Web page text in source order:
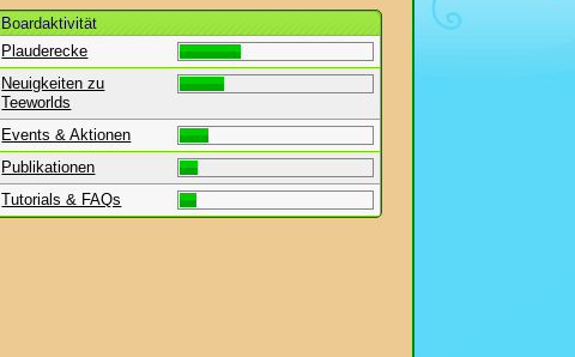
Boardaktivität
Plauderecke
Neuigkeiten zu
Teeworlds
Events & Aktionen
Publikationen
Tutorials & FAQs